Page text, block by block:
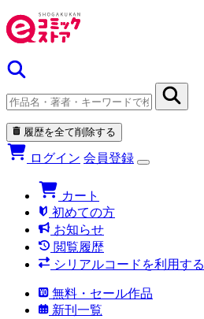
履歴を全て削除する
ログイン 会員登録
カート
初めての方
お知らせ
閲覧履歴
シリアルコードを利用する
無料・セール作品
新刊一覧